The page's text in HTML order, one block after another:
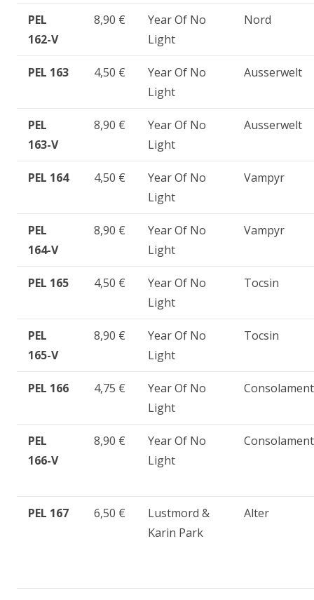
PEL
162-V
8,90 €
Year Of No
Light
Nord
PEL 163 4,50 €
Year Of No
Light
Ausserwelt
PEL
163-V
8,90 €
Year Of No
Light
Ausserwelt
PEL 164 4,50 €
Year Of No
Light
Vampyr
PEL
164-V
8,90 €
Year Of No
Light
Vampyr
PEL 165 4,50 €
Year Of No
Light
Tocsin
PEL
165-V
8,90 €
Year Of No
Light
Tocsin
PEL 166 4,75 €
Year Of No
Light
PEL
166-V
8,90 €
Year Of No
Light
PEL 167 6,50 €
Lustmord &
Karin Park
Alter